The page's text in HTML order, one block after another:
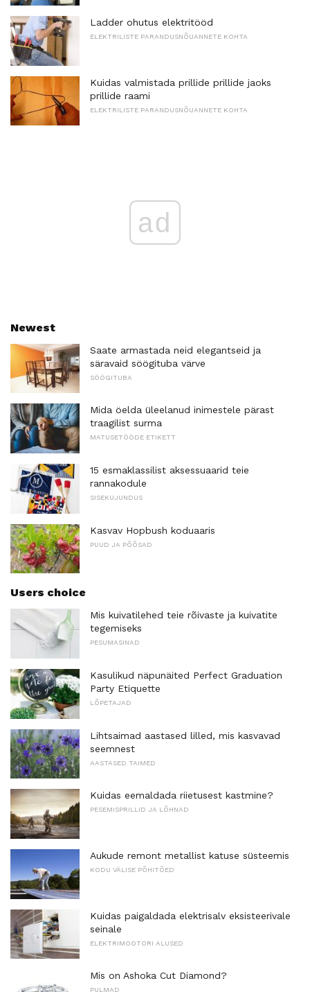
Ladder ohutus elektritööd
ELEKTRILISTE PARANDUSNÕUANNETE KOHTA
Kuidas valmistada prillide prillide jaoks
prillide raami
ELEKTRILISTE PARANDUSNÕUANNETE KOHTA
ad
Newest
Saate armastada neid elegantseid ja
säravaid söögituba värve
SÖÖGITUBA
Mida öelda üleelanud inimestele pärast
traagilist surma
MATUSETÖÖDE ETIKETT
15 esmaklassilist aksessuaarid teie
rannakodule
SISEKUJUNDUS
Kasvav Hopbush koduaaris
PUUD JA PÕÕSAD
Users choice
Mis kuivatilehed teie rõivaste ja kuivatite
tegemiseks
PESUMASINAD
Kasulikud näpunäited Perfect Graduation
Party Etiquette
LÕPETAJAD
Lihtsaimad aastased lilled, mis kasvavad
seemnest
AASTASED TAIMED
Kuidas eemaldada riietusest kastmine?
PESEMISPRILLID JA LÕHNAD
Aukude remont metallist katuse süsteemis
KODU VÄLISE PÕHITÕED
Kuidas paigaldada elektrisalv eksisteerivale
seinale
ELEKTRIMOOTORI ALUSED
Mis on Ashoka Cut Diamond?
PULMAD